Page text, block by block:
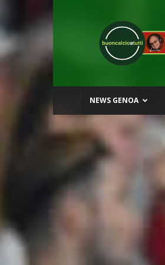
Buon
Calcio
a
Tutti
NEWS GENOA